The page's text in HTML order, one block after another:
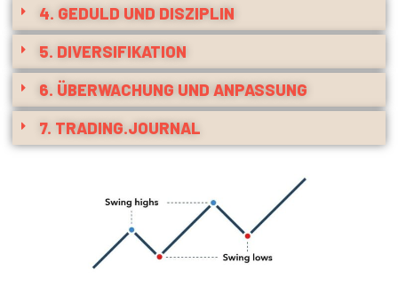
4. GEDULD UND DISZIPLIN
5. DIVERSIFIKATION
6. ÜBERWACHUNG UND ANPASSUNG
7. TRADING.JOURNAL